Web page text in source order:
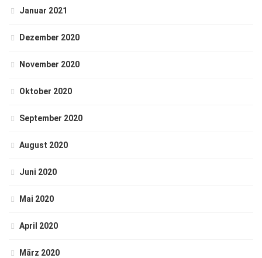
Januar 2021
Dezember 2020
November 2020
Oktober 2020
September 2020
August 2020
Juni 2020
Mai 2020
April 2020
März 2020